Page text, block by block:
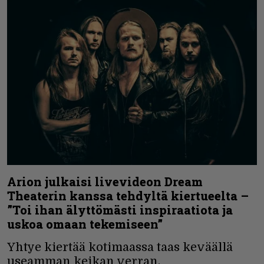
Arion julkaisi livevideon Dream
Theaterin kanssa tehdyltä kiertueelta –
”Toi ihan älyttömästi inspiraatiota ja
uskoa omaan tekemiseen”
Yhtye kiertää kotimaassa taas keväällä